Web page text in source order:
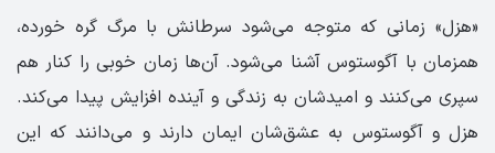
«هزل» زمانی که متوجه می‌شود سرطانش با مرگ گره خورده،
همزمان با آگوستوس آشنا می‌شود. آن‌ها زمان خوبی را کنار هم
سپری می‌کنند و امیدشان به زندگی و آینده افزایش پیدا می‌کند.
هزل و آگوستوس به عشق‌شان ایمان دارند و می‌دانند که این